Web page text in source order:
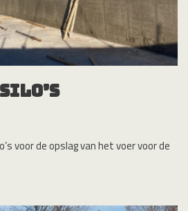
voor de opslag van het voer voor de